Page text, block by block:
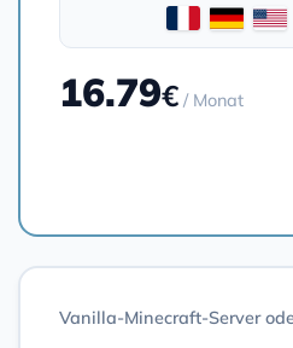
Vanilla-Minecraft-Server
16.79€ / Monat